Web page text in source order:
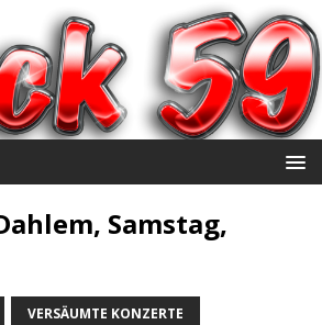
Samstag,
VERSÄUMTE KONZERTE